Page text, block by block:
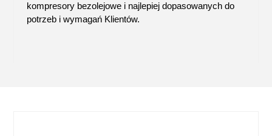
kompresory bezolejowei najlepiej dopasowanych do
potrzeb i wymagań Klientów.